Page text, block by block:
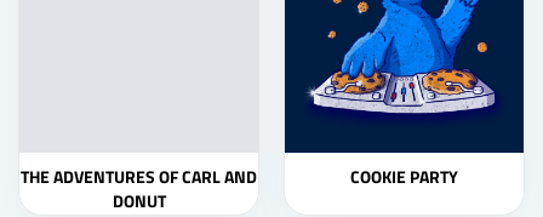
THE ADVENTURES OF CARL AND
DONUT
COOKIE PARTY